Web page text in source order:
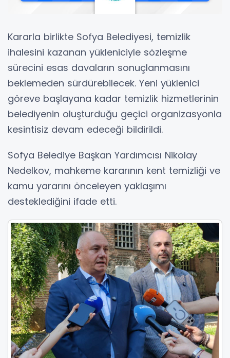
Kararla birlikte Sofya Belediyesi, temizlik
ihalesini kazanan yükleniciyle sözleşme
sürecini esas davaların sonuçlanmasını
beklemeden sürdürebilecek. Yeni yüklenici
göreve başlayana kadar temizlik hizmetlerinin
belediyenin oluşturduğu geçici organizasyonla
kesintisiz devam edeceği bildirildi.
Sofya Belediye Başkan Yardımcısı Nikolay
Nedelkov, mahkeme kararının kent temizliği ve
kamu yararını önceleyen yaklaşımı
desteklediğini ifade etti.